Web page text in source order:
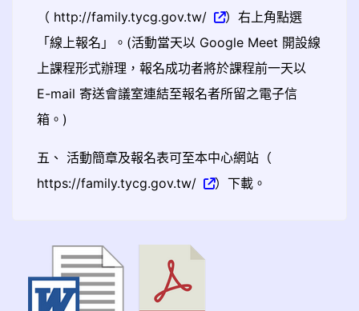
（ http://family.tycg.gov.tw/
）右上角點選
「線上報名」。(活動當天以 Google Meet 開設線
上課程形式辦理，報名成功者將於課程前一天以
E-mail 寄送會議室連結至報名者所留之電子信
箱。)
五、 活動簡章及報名表可至本中心網站（
https://family.tycg.gov.tw/
）下載。